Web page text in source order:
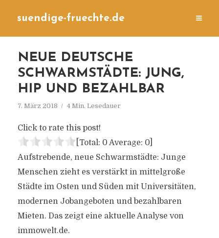
suendige-fruechte.de
NEUE DEUTSCHE
SCHWARMSTÄDTE: JUNG,
HIP UND BEZAHLBAR
7. März 2018 4 Min. Lesedauer
Click to rate this post!
[Total: 0 Average: 0]
Aufstrebende, neue Schwarmstädte: Junge
Menschen zieht es verstärkt in mittelgroße
Städte im Osten und Süden mit Universitäten,
modernen Jobangeboten und bezahlbaren
Mieten. Das zeigt eine aktuelle Analyse von
immowelt.de.